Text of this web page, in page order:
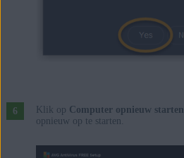
Klik op Computer opnieuw starten
opnieuw op te starten.